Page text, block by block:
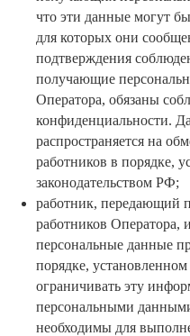
что эти данные могут
для которых они
подтверждения
получающие
Оператора, обязаны
конфиденциальности.
распространяется на
работников в порядке,
законодательством РФ;
работник, передающий
работников Оператора,
персональные данные
порядке,
ограничивать эту
персональными
необходимы для